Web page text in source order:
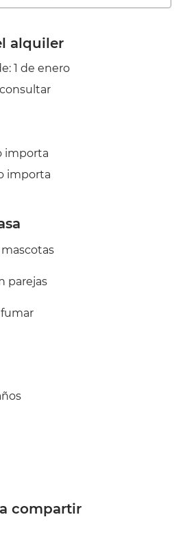
alquiler
1 de enero
importa
importa
parejas
compartir